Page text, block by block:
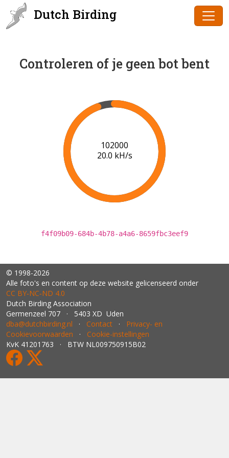
Dutch Birding
Controleren of je geen bot bent
102000
20.0 kH/s
f4f09b09-684b-4b78-a4a6-8659fbc3eef9
© 1998-2026
Alle foto's en content op deze website gelicenseerd onder
CC BY‑NC‑ND 4.0
Dutch Birding Association
Germenzeel 707 · 5403 XD Uden
dba@dutchbirding.nl · Contact · Privacy- en
Cookievoorwaarden · Cookie-instellingen
KvK 41201763 · BTW NL009750915B02